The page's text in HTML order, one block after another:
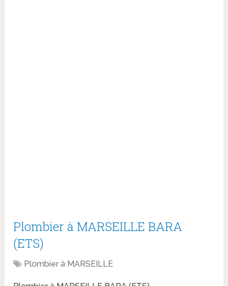
Plombier à MARSEILLE BARA
(ETS)
Plombier à MARSEILLE